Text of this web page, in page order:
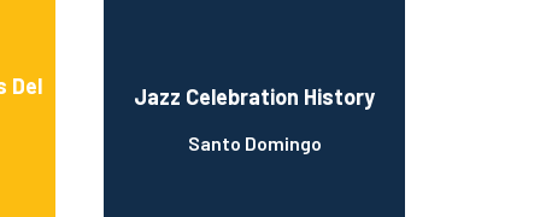
Del
Jazz Celebration History
Santo Domingo